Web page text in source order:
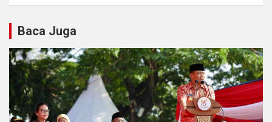
Baca Juga